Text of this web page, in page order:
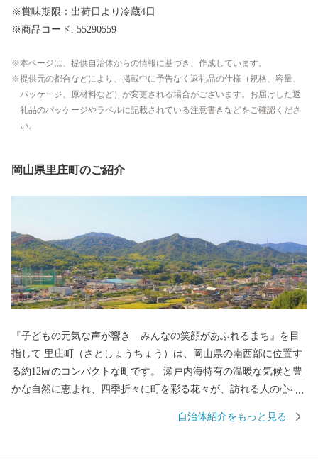
※賞味期限：出荷日より冷蔵4日
※商品コード: 55290559
本ページは、提供自治体からの情報に基づき、作成しています。
提供元の都合などにより、掲載中に予告なく返礼品の仕様（規格、容量、
パッケージ、原材料など）が変更される場合がございます。お届けした返
礼品のパッケージやラベルに記載されている注意書きなどをご確認くださ
い。
岡山県里庄町のご紹介
『子どもの元気な声が響き みんなの笑顔があふれるまち』を目
指して 里庄町（さとしょうちょう）は、岡山県の南西部に位置す
る約12㎢のコンパクトな町です。 瀬戸内海特有の温暖な気候と豊
かな自然に恵まれ、四季折々に町を彩る花々が、訪れる人の心を
町内には図書館や文化ホールといった県下でも有数の施設が整っ
自治体紹介をもっと見る